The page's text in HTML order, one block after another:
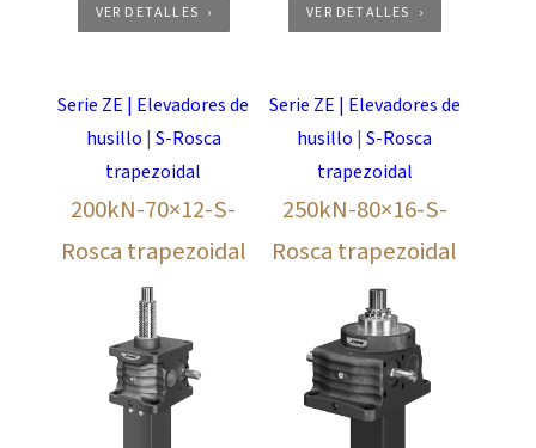
VER DETALLES VER DETALLES
Serie ZE | Elevadores de
husillo | S-Rosca
trapezoidal
200kN-70×12-S-
Rosca trapezoidal
Serie ZE | Elevadores de
husillo |S-Rosca
trapezoidal
250kN-80×16-S-
Rosca trapezoidal